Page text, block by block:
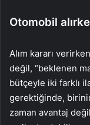
Otomobil
Alım kararı
değil, “beklenen
bütçeyle iki farklı
gerektiğinde,
zaman avantaj